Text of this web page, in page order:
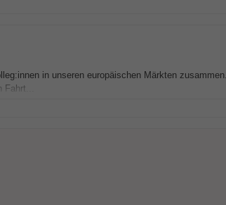
in unseren europäischen Märkten